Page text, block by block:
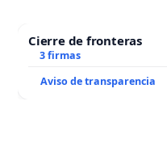
Cierre de fronteras
3 firmas
Aviso de transparencia